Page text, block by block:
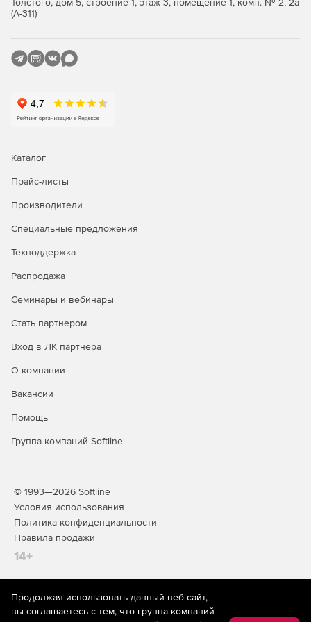
Полный пакет «все-в-одном» со всеми расширенными
(А-311)
Каталог
Прайс-листы
Производители
Специальные предложения
Техподдержка
Распродажа
Семинары и вебинары
Стать партнером
Вход в ЛК партнера
О компании
Вакансии
Помощь
Группа компаний Softline
© 1993—2026 Softline
Условия использования
Политика конфиденциальности
Правила продажи
14+
На информационном ресурсе store.softline.ru применяются
рекомендательные технологии(информационные технологии
Продолжая использовать данный веб-сайт,
вы соглашаетесь с тем, что группа компаний